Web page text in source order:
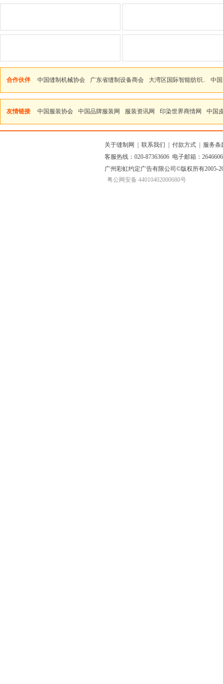
合作伙伴 中国缝制机械协会 广东省缝制设备商会 大湾区国际智能纺织.. 中
友情链接 中国服装协会 中国品牌服装网 服装资讯网 印染世界商情网 中国
关于缝制网 联系我们 付款方式
服务条
客服热线：020-87363606 电子邮箱：
广州彩虹约定广告有限公司 ©版权所有2005-
粤公网安备 44010402000680号